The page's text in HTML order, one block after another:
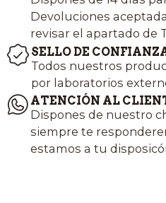
Devoluciones
revisar el apartado de
SELLO DE
Todos nuestros
por laboratorios
ATENCIÓN AL
Dispones de nuestro
siempre te
estamos a tu